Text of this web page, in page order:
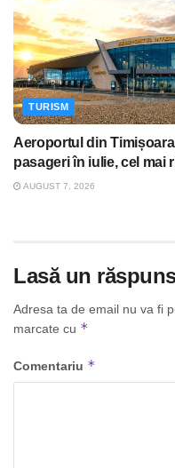
TURISM
Aeroportul din
pasageri în iulie, cel mai
AUGUST 7, 2026
Lasă un
Adresa ta de email nu va fi
marcate cu *
Comentariu *